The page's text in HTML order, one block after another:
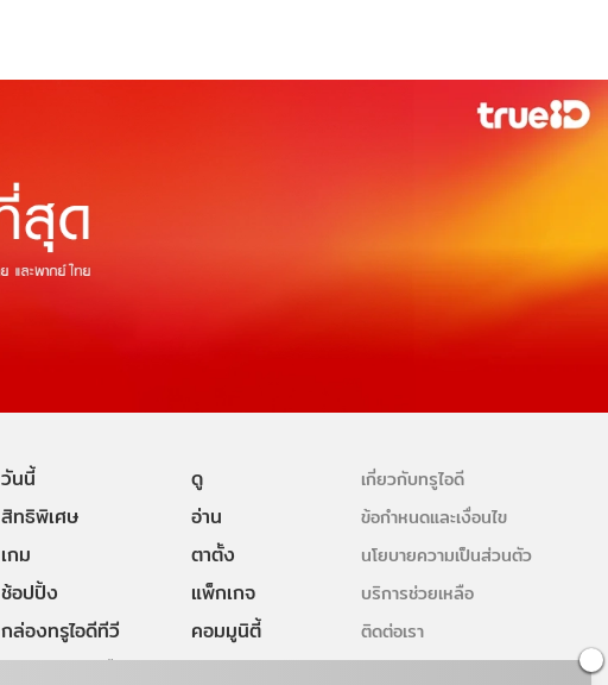
วันนี้
ดู
สิทธิพิเศษ
อ่าน
เกม
ตาตั้ง
ช้อปปิ้ง
แพ็กเกจ
กล่องทรูไอดีทีวี
คอมมูนิตี้
บริการช่วยเหลือทรูไอ
เกี่ยวกับทรูไอดี
ข้อกำหนดและเงื่อนไข
นโยบายความเป็นส่วนตัว
บริการช่วยเหลือ
ติดต่อเรา